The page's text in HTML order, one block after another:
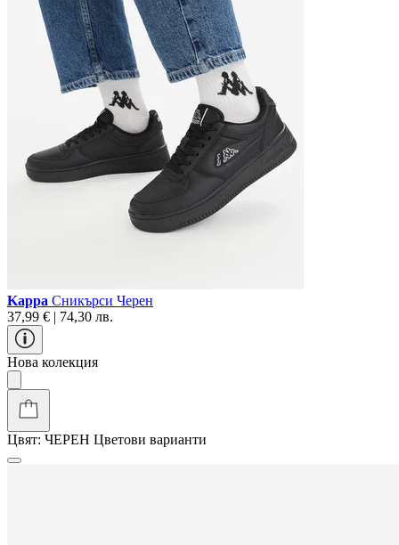
Kappa Сникърси Черен
37,99 € | 74,30 лв.
Нова колекция
Цвят: ЧЕРЕН Цветови варианти